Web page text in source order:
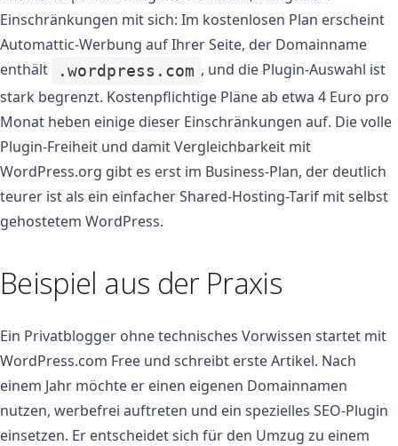
Einschränkungen mit sich: Im kostenlosen Plan erscheint
Automattic-Werbung auf Ihrer Seite, der Domainname
enthält
.wordpress.com , und die Plugin-Auswahl ist
stark begrenzt. Kostenpflichtige Pläne ab etwa 4 Euro pro
Monat heben einige dieser Einschränkungen auf. Die volle
Plugin-Freiheit und damit Vergleichbarkeit mit
WordPress.org gibt es erst im Business-Plan, der deutlich
teurer ist als ein einfacher Shared-Hosting-Tarif mit selbst
gehostetem WordPress.
Beispiel aus der Praxis
Ein Privatblogger ohne technisches Vorwissen startet mit
WordPress.com Free und schreibt erste Artikel. Nach
einem Jahr möchte er einen eigenen Domainnamen
nutzen, werbefrei auftreten und ein spezielles SEO-Plugin
einsetzen. Er entscheidet sich für den Umzug zu einem